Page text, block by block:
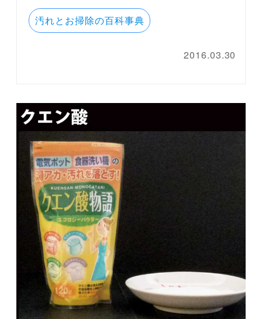
汚れとお掃除の百科事典
2016.03.30